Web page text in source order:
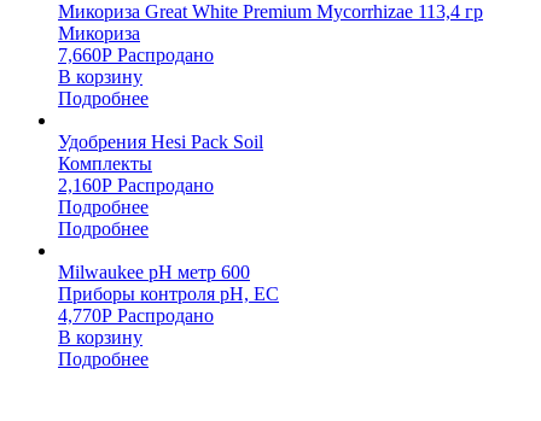
Микориза Great White Premium Mycorrhizae 113,4 гр
Микориза
7,660Р Распродано
В корзину
Подробнее
Удобрения Hesi Pack Soil
Комплекты
2,160Р Распродано
Подробнее
Подробнее
Milwaukee pH метр 600
Приборы контроля pH, EC
4,770Р Распродано
В корзину
Подробнее